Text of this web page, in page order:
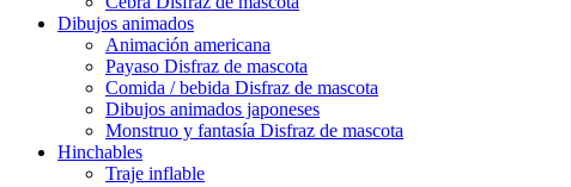
Dibujos animados
Animación americana
Payaso Disfraz de mascota
Comida / bebida Disfraz de mascota
Dibujos animados japoneses
Monstruo y fantasía Disfraz de mascota
Hinchables
Traje inflable